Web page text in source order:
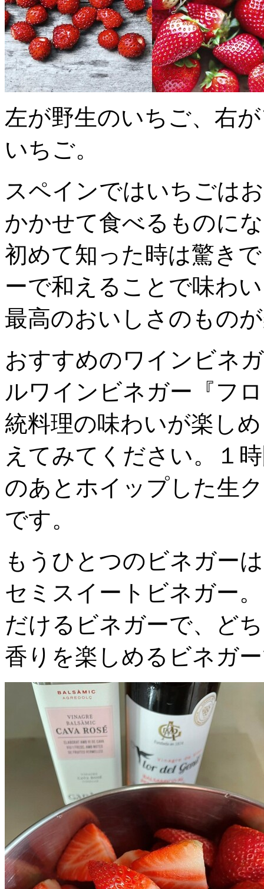
左が野生のいちご、右
いちご。
スペインではいちごは
かかせて食べるものに
初めて知った時は驚き
ーで和えることで味わ
最高のおいしさのもの
おすすめのワインビネ
ルワインビネガー『フ
統料理の味わいが楽し
えてみてください。１
のあとホイップした生
です。
もうひとつのビネガー
セミスイートビネガー
だけるビネガーで、ど
香りを楽しめるビネガ